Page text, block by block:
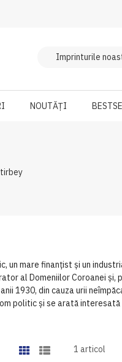
NOUTĂȚI
un mare finanțist și un
al Domeniilor Coroanei
1930, din cauza urii
politic și se arată
1 articol